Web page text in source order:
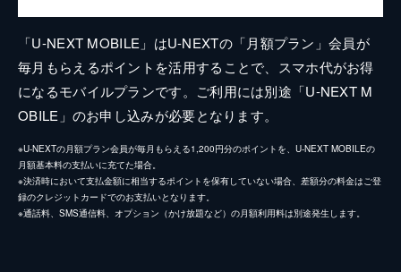
「U-NEXT MOBILE」はU-NEXTの「月額プラン」会員が
毎月もらえるポイントを活用することで、スマホ代がお得
になるモバイルプランです。ご利用には別途「U-NEXT M
OBILE」のお申し込みが必要となります。
※U-NEXTの月額プラン会員が毎月もらえる1,200円分のポイントを、U-NEXT MOBILEの
月額基本料の支払いに充てた場合。
※決済時において支払金額に相当するポイントを保有していない場合、差額分の料金はご登
録のクレジットカードでのお支払いとなります。
※通話料、SMS通信料、オプション（かけ放題など）の月額利用料は別途発生します。